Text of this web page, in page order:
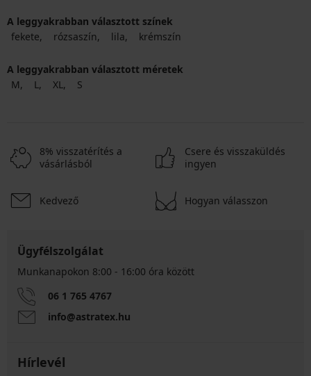
A leggyakrabban választott színek
fekete
rózsaszín lila krémszín
A leggyakrabban választott méretek
M
L XL S
8% visszatérítés a
vásárlásból
Csere és visszaküldés
ingyen
Kedvező Hogyan válasszon
Ügyfélszolgálat
Munkanapokon 8:00 - 16:00 óra között
06 1 765 4767
info@astratex.hu
Hírlevél